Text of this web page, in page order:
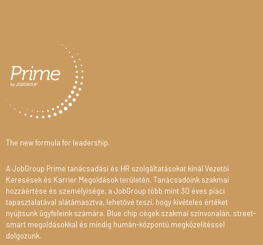
The new formula for leadership.
A JobGroup Prime tanácsadási és HR szolgáltatásokat kínál Vezetői
Keresések és Karrier Megoldások területén. Tanácsadóink szakmai
hozzáértése és személyisége, a JobGroup több mint 30 éves piaci
tapasztalatával alátámasztva, lehetővé teszi, hogy kivételes értéket
nyújtsunk ügyfeleink számára. Blue chip cégek szakmai színvonalán, street-
smart megoldásokkal és mindig humán-központú megközelítéssel
dolgozunk.